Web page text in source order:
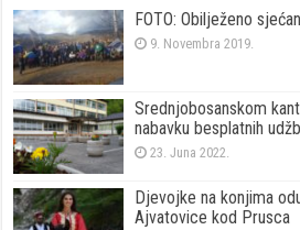
FOTO: Obilježeno
9. Novembra 2019.
Srednjobosanskom
nabavku besplatnih
23. Juna 2022.
Djevojke na konjima
Ajvatovice kod Prusca